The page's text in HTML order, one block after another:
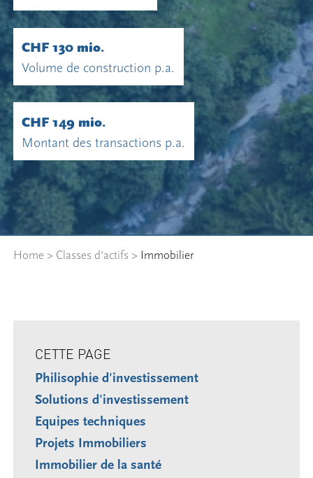
CHF 130 mio.
Volume de construction p.a.
CHF 149 mio.
Montant des transactions p.a.
Home > Classes d’actifs > Immobilier
CETTE PAGE
Philisophie d'investissement
Solutions d'investissement
Equipes techniques
Projets Immobiliers
Immobilier de la santé